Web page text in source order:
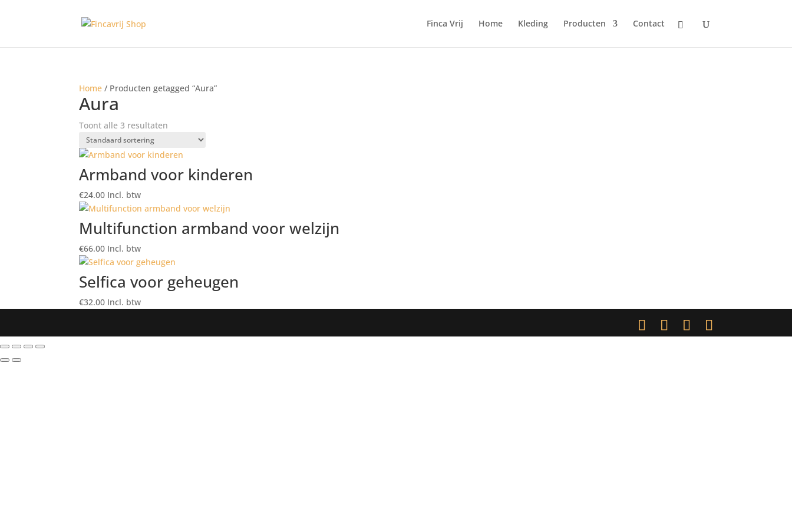
Finca Vrij Home Kleding Producten Contact
Home / Producten getagged “Aura”
Aura
Toont alle 3 resultaten
Armband voor kinderen
€24.00 Incl. btw
Multifunction armband voor welzijn
€66.00 Incl. btw
Selfica voor geheugen
€32.00 Incl. btw